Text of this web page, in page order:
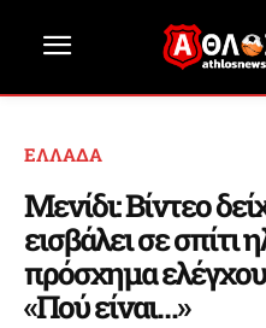
ΕΛΛΑΔΑ
Μενίδι: Βίντεο
εισβάλει σε σπίτι
πρόσχημα
«Πού είναι…»